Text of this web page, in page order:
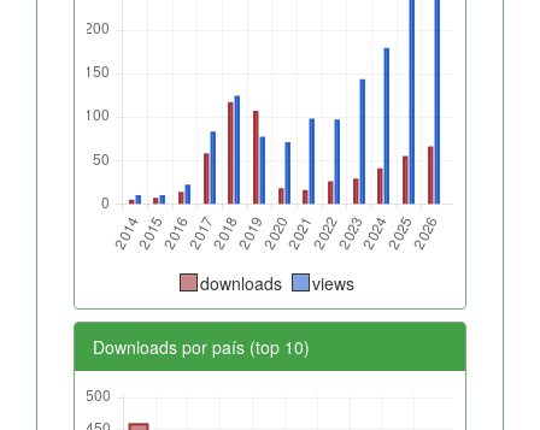
downloads views
Downloads por país (top 10)